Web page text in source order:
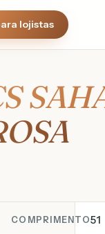
lojistas
COMPRIMENTO51